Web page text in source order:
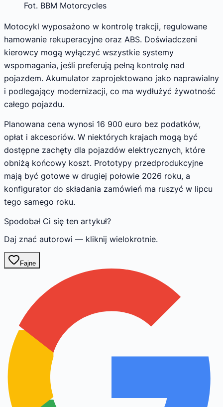
Fot. BBM Motorcycles
Motocykl wyposażono w kontrolę trakcji, regulowane
hamowanie rekuperacyjne oraz ABS. Doświadczeni
kierowcy mogą wyłączyć wszystkie systemy
wspomagania, jeśli preferują pełną kontrolę nad
pojazdem. Akumulator zaprojektowano jako naprawialny
i podlegający modernizacji, co ma wydłużyć żywotność
całego pojazdu.
Planowana cena wynosi 16 900 euro bez podatków,
opłat i akcesoriów. W niektórych krajach mogą być
dostępne zachęty dla pojazdów elektrycznych, które
obniżą końcowy koszt. Prototypy przedprodukcyjne
mają być gotowe w drugiej połowie 2026 roku, a
konfigurator do składania zamówień ma ruszyć w lipcu
tego samego roku.
Spodobał Ci się ten artykuł?
Daj znać autorowi — kliknij wielokrotnie.
Fajne